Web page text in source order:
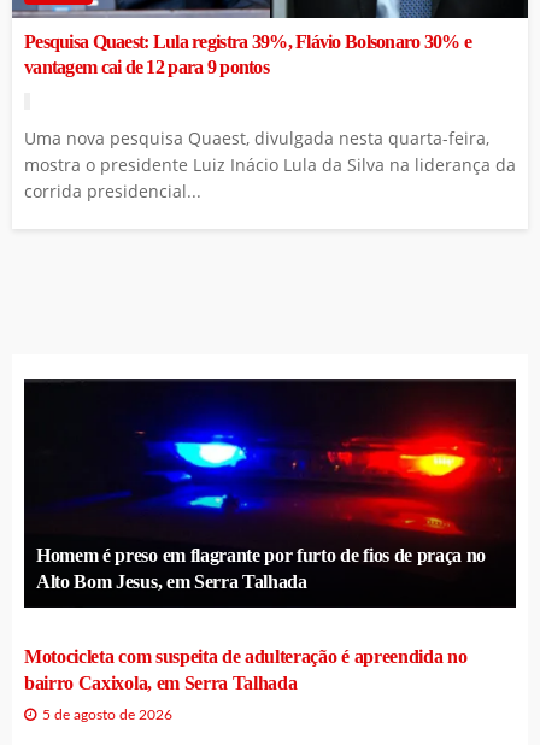
Pesquisa Quaest: Lula registra 39%, Flávio Bolsonaro 30% e
vantagem cai de 12 para 9 pontos
Uma nova pesquisa Quaest, divulgada nesta quarta-feira,
mostra o presidente Luiz Inácio Lula da Silva na liderança da
corrida presidencial...
Homem é preso em flagrante por furto de fios de praça no
Alto Bom Jesus, em Serra Talhada
Motocicleta com suspeita de adulteração é apreendida no
bairro Caxixola, em Serra Talhada
5 de agosto de 2026